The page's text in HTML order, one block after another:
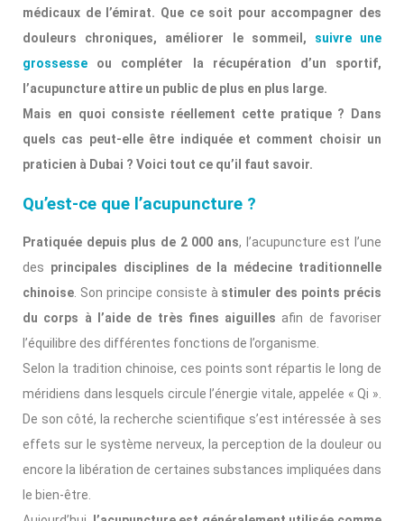
médicaux de l’émirat. Que ce soit pour accompagner des
douleurs chroniques, améliorer le sommeil, suivre une
grossesse ou compléter la récupération d’un sportif,
l’acupuncture attire un public de plus en plus large.
Mais en quoi consiste réellement cette pratique ? Dans
quels cas peut-elle être indiquée et comment choisir un
praticien à Dubai ? Voici tout ce qu’il faut savoir.
Qu’est-ce que l’acupuncture ?
Pratiquée depuis plus de 2 000 ans, l’acupuncture est l’une
des principales disciplines de la médecine traditionnelle
chinoise . Son principe consiste à stimuler des points précis
du corps à l’aide de très fines aiguilles afin de favoriser
l’équilibre des différentes fonctions de l’organisme.
Selon la tradition chinoise, ces points sont répartis le long de
méridiens dans lesquels circule l’énergie vitale, appelée « Qi ».
De son côté, la recherche scientifique s’est intéressée à ses
effets sur le système nerveux, la perception de la douleur ou
encore la libération de certaines substances impliquées dans
le bien-être.